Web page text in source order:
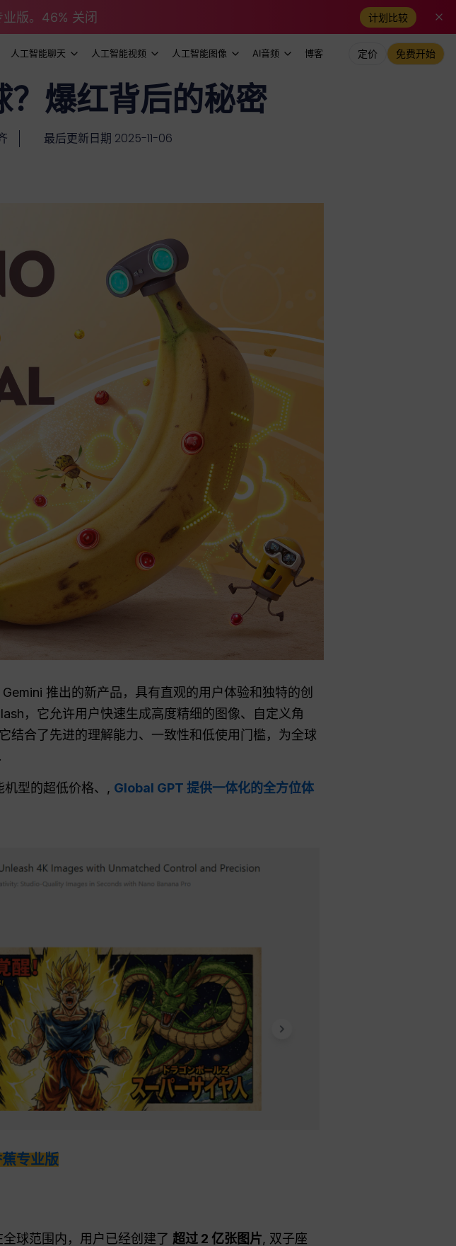
版。46% 关闭 计划比较
人工智能聊天 人工智能视频 人工智能图像 AI音频 博客 定价 免费开始
爆红背后的秘密
最后更新日期 2025-11-06
推出的新产品，具有直观的用户体验和独特的创
，它允许用户快速生成高度精细的图像、自定义角
结合了先进的理解能力、一致性和低使用门槛，为全球
型的超低价格、, Global GPT 提供一体化的全方位体
专业版
全球范围内，用户已经创建了 超过 2 亿张图片, 双子座